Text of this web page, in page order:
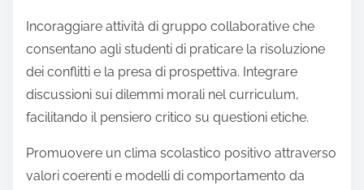
Incoraggiare attività di gruppo collaborative che
consentano agli studenti di praticare la risoluzione
dei conflitti e la presa di prospettiva. Integrare
discussioni sui dilemmi morali nel curriculum,
facilitando il pensiero critico su questioni etiche.
Promuovere un clima scolastico positivo attraverso
valori coerenti e modelli di comportamento da